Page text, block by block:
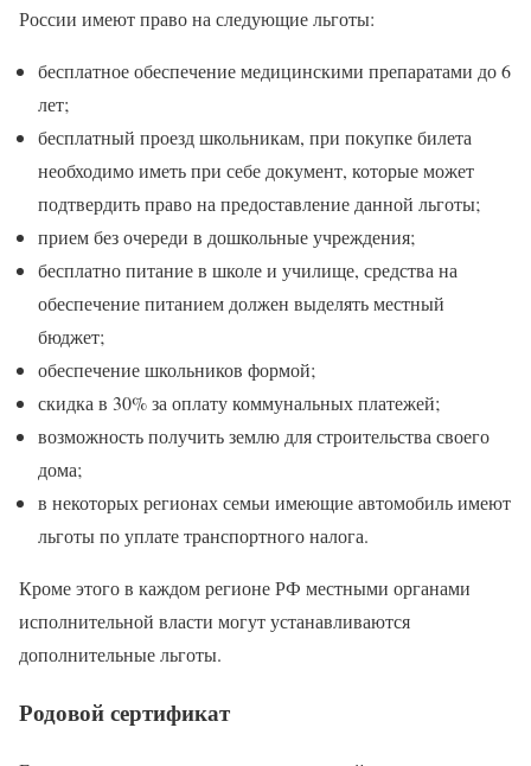
России имеют право на следующие льготы:
бесплатное обеспечение медицинскими препаратами до 6
лет;
бесплатный проезд школьникам, при покупке билета
необходимо иметь при себе документ, которые может
подтвердить право на предоставление данной льготы;
прием без очереди в дошкольные учреждения;
бесплатно питание в школе и училище, средства на
обеспечение питанием должен выделять местный
бюджет;
обеспечение школьников формой;
скидка в 30% за оплату коммунальных платежей;
возможность получить землю для строительства своего
дома;
в некоторых регионах семьи имеющие автомобиль имеют
льготы по уплате транспортного налога.
Кроме этого в каждом регионе РФ местными органами
исполнительной власти могут устанавливаются
дополнительные льготы.
Родовой сертификат